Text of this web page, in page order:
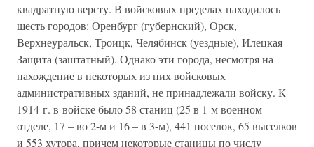
квадратную версту. В войсковых пределах находилось
шесть городов: Оренбург (губернский), Орск,
Верхнеуральск, Троицк, Челябинск (уездные), Илецкая
Защита (заштатный). Однако эти города, несмотря на
нахождение в некоторых из них войсковых
административных зданий, не принадлежали войску. К
1914 г. в войске было 58 станиц (25 в 1-м военном
отделе, 17 – во 2-м и 16 – в 3-м), 441 поселок, 65 выселков
и 553 хутора, причем некоторые станицы по числу